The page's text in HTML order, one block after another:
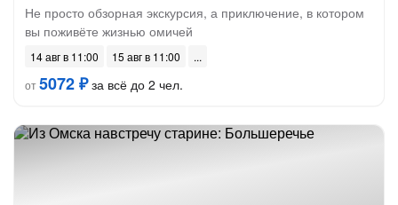
Не просто обзорная экскурсия, а приключение, в котором
вы поживёте жизнью омичей
14 авг в 11:00
15 авг в 11:00
от5072 ₽за всё до 2 чел.